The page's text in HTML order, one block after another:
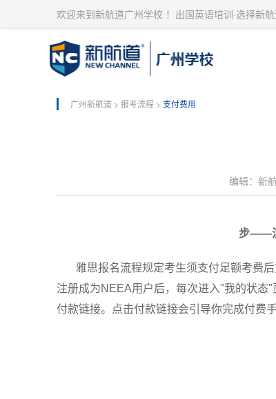
欢迎来到新航道广州学校 ！出国英语培训·选择新
广州新航道 > 报考流程 > 支付费用
编辑：新
步——
雅思报名流程规定考生须支付足额考费后
注册成为NEEA用户后，每次进入"我的状态
付款链接。点击付款链接会引导你完成付费手